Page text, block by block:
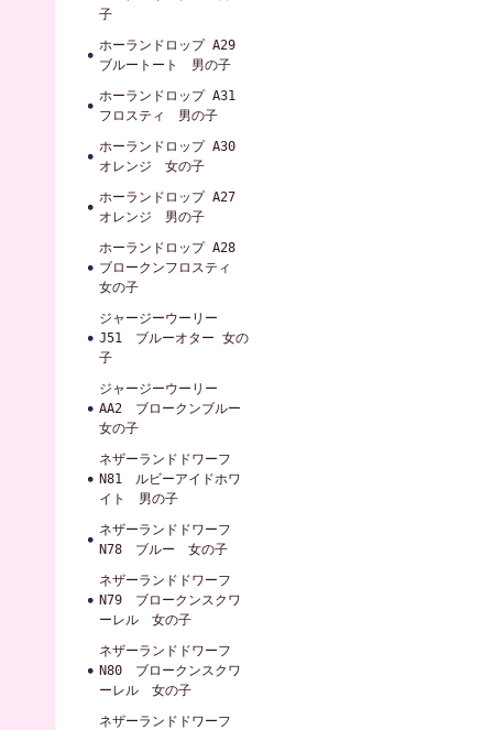
子
ホーランドロップ A29
ブルートート 男の子
ホーランドロップ A31
フロスティ 男の子
ホーランドロップ A30
オレンジ 女の子
ホーランドロップ A27
オレンジ 男の子
ホーランドロップ A28
ブロークンフロスティ
女の子
ジャージーウーリー
J51 ブルーオター 女の
子
ジャージーウーリー
AA2 ブロークンブルー
女の子
ネザーランドドワーフ
N81 ルビーアイドホワ
イト 男の子
ネザーランドドワーフ
N78 ブルー 女の子
ネザーランドドワーフ
N79 ブロークンスクワ
ーレル 女の子
ネザーランドドワーフ
N80 ブロークンスクワ
ーレル 女の子
ネザーランドドワーフ